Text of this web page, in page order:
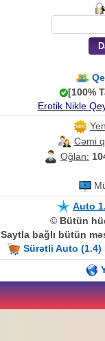
[100%
Erotik Nikle
Cəmi
Oğlan:
Auto
© Bütün
Saytla bağlı bütün
Sürətli Auto (1.4)